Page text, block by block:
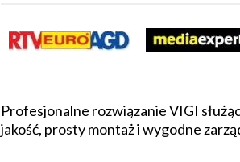
Profesjonalne rozwiązanie VIGI
jakość, prosty montaż i wygodne